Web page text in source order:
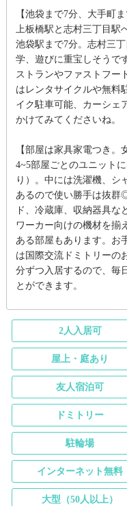
【池袋まで7分、大手町
上板橋駅と志村三丁目駅
池袋駅まで7分。志村三
学、遊びに重宝しそうで
ストランやファストフー
はレンタサイクルや無料
イク駐車可能、カーシェ
かけてみてくださいね。
【部屋は家具家電つき。
4~5部屋ごとのユニット
り）。中には洗濯機、シ
あるので使い勝手は抜群
ド、冷蔵庫、収納器具な
ワーカー向けの機材を揃
ある部屋もあります。お
は国際交流ドミトリーの
分ずつ入居するので、毎
とができます。
2人入居可
屋上・庭あり
友人宿泊可
ドミトリー
駐輪場
インターネット無料
大型（50人以上）